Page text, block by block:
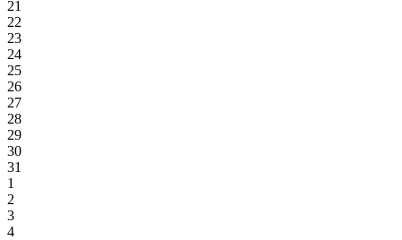
21
22
23
24
25
26
27
28
29
30
31
1
2
3
4